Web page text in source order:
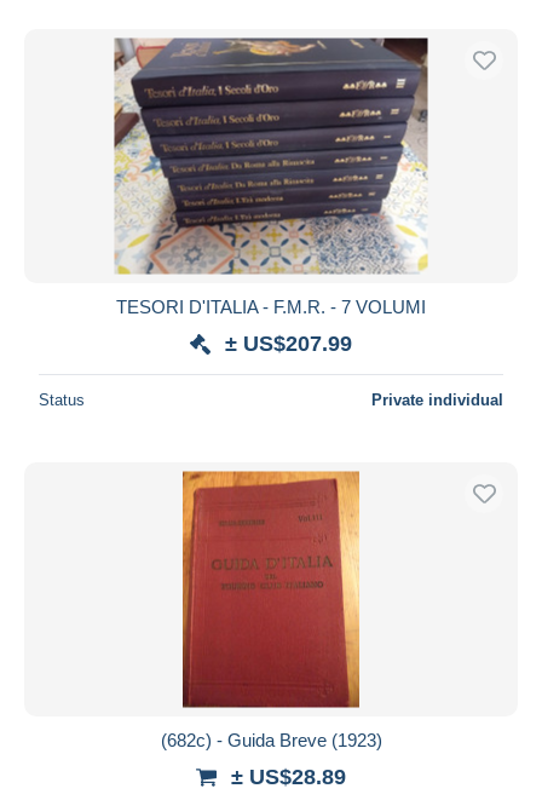
Free shipping
Payment methods
PayPal
Bank transfer
Visa
MasterCard
Bancontact
Seller's residence
TESORI D'ITALIA - F.M.R. - 7 VOLUMI
± US$207.99
Status Private individual
(682c) - Guida Breve (1923)
± US$28.89